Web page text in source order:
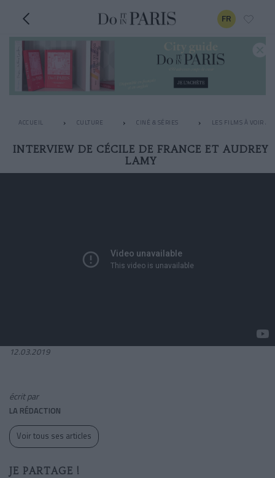
FR
ACCUEIL CULTURE CINÉ & SÉRIES LES FILMS À VOIR
INTERVIEW DE CÉCILE DE FRANCE ET AUDREY
LAMY
12.03.2019
écrit par
LA RÉDACTION
Voir tous ses articles
JE PARTAGE !